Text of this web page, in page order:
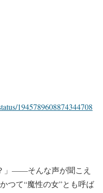
1945789608874344708
――そんな声が聞こえ
つて“魔性の女”と も呼ば